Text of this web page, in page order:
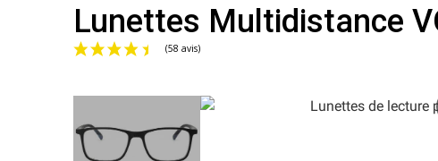
Lunettes Multidistance
(58 avis)